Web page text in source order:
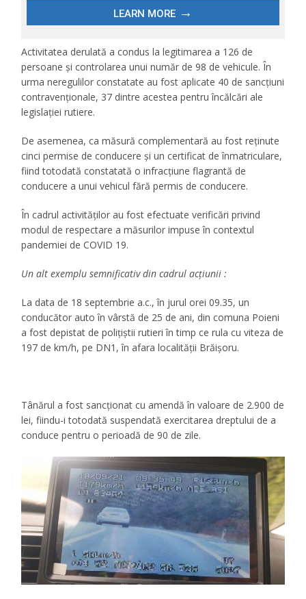
Activitatea derulată a condus la legitimarea a 126 de
persoane și controlarea unui număr de 98 de vehicule. În
urma neregulilor constatate au fost aplicate 40 de sancțiuni
contravenționale, 37 dintre acestea pentru încălcări ale
legislației rutiere.
De asemenea, ca măsură complementară au fost reținute
cinci permise de conducere și un certificat de înmatriculare,
fiind totodată constatată o infracțiune flagrantă de
conducere a unui vehicul fără permis de conducere.
În cadrul activităților au fost efectuate verificări privind
modul de respectare a măsurilor impuse în contextul
pandemiei de COVID 19.
Un alt exemplu semnificativ din cadrul acțiunii :
La data de 18 septembrie a.c., în jurul orei 09.35, un
conducător auto în vârstă de 25 de ani, din comuna Poieni
a fost depistat de polițiștii rutieri în timp ce rula cu viteza de
197 de km/h, pe DN1, în afara localității Brăișoru.
Tânărul a fost sancționat cu amendă în valoare de 2.900 de
lei, fiindu-i totodată suspendată exercitarea dreptului de a
conduce pentru o perioadă de 90 de zile.